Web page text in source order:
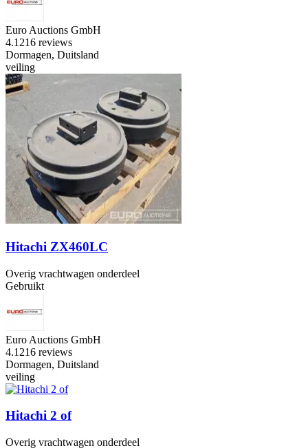
Euro Auctions GmbH
4.1 216 reviews
Dormagen, Duitsland
veiling
Hitachi ZX460LC
Overig vrachtwagen onderdeel
Gebruikt
Euro Auctions GmbH
4.1 216 reviews
Dormagen, Duitsland
veiling
Hitachi 2 of
Overig vrachtwagen onderdeel